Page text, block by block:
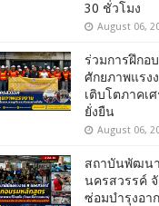
30 ชั่วโมง
August 06,
ร่วมการฝึกอ
ศักยภาพแรง
เติบโตภาคเ
ยั่งยืน
August 06,
สถาบันพัฒน
นครสวรรค์
ซ่อมบำรุงอา